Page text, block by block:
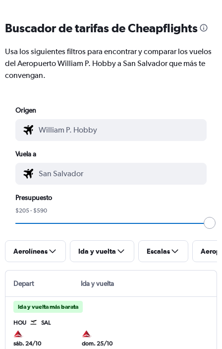
Buscador de tarifas de Cheapflights
Usa los siguientes filtros para encontrar y comparar los vuelos
del Aeropuerto William P. Hobby a San Salvador que más te
convengan.
Origen
Vuela a
Presupuesto
$205 - $590
Aerolíneas Ida y vuelta Escalas
Depart Ida y vuelta
Ida y vuelta más barata
HOU SAL
sáb. 24/10
dom. 25/10